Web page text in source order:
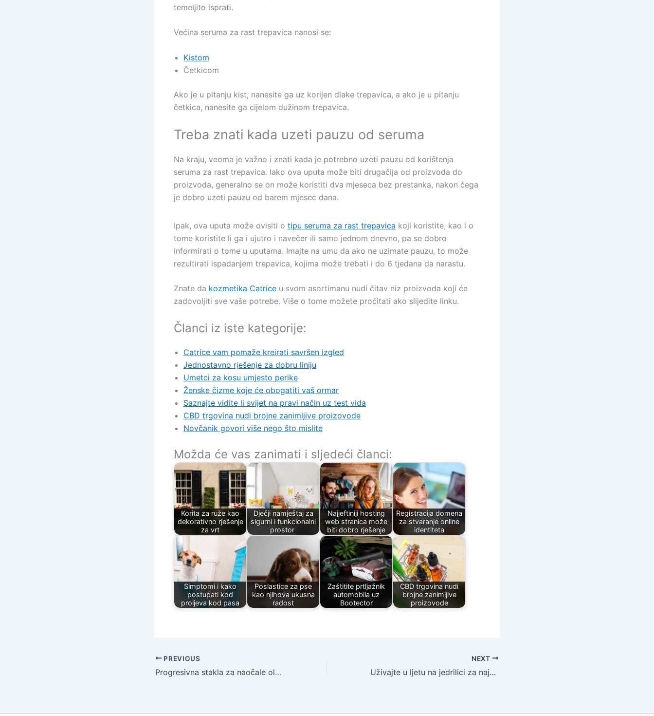
temeljito isprati.
Većina seruma za rast trepavica nanosi se:
Kistom
Četkicom
Ako je u pitanju kist, nanesite ga uz korijen dlake trepavica, a ako je u pitanju
četkica, nanesite ga cijelom dužinom trepavica.
Treba znati kada uzeti pauzu od seruma
Na kraju, veoma je važno i znati kada je potrebno uzeti pauzu od korištenja
seruma za rast trepavica. Iako ova uputa može biti drugačija od proizvoda do
proizvoda, generalno se on može koristiti dva mjeseca bez prestanka, nakon čega
je dobro uzeti pauzu od barem mjesec dana.
Ipak, ova uputa može ovisiti o tipu seruma za rast trepavica koji koristite, kao i o
tome koristite li ga i ujutro i navečer ili samo jednom dnevno, pa se dobro
informirati o tome u uputama. Imajte na umu da ako ne uzimate pauzu, to može
rezultirati ispadanjem trepavica, kojima može trebati i do 6 tjedana da narastu.
Znate da kozmetika Catrice u svom asortimanu nudi čitav niz proizvoda koji će
zadovoljiti sve vaše potrebe. Više o tome možete pročitati ako slijedite linku.
Članci iz iste kategorije:
Catrice vam pomaže kreirati savršen izgled
Jednostavno rješenje za dobru liniju
Umetci za kosu umjesto perike
Ženske čizme koje će obogatiti vaš ormar
Saznajte vidite li svijet na pravi način uz test vida
CBD trgovina nudi brojne zanimljive proizovode
Novčanik govori više nego što mislite
Možda će vas zanimati i sljedeći članci:
Korita za ruže kao
dekorativno rješenje
za vrt
Dječji namještaj za
sigurni i funkcionalni
prostor
Najjeftiniji hosting
web stranica može
biti dobro rješenje
Registracija domena
za stvaranje online
identiteta
Simptomi i kako
postupati kod
proljeva kod pasa
Poslastice za pse
kao njihova ukusna
radost
Zaštitite prtljažnik
automobila uz
Bootector
CBD trgovina nudi
brojne zanimljive
proizovode
PREVIOUS
Progresivna stakla za naočale olakšat će vam život
NEXT
Uživajte u ljetu na jedrilici za najam